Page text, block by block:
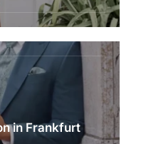
in Frankfurt